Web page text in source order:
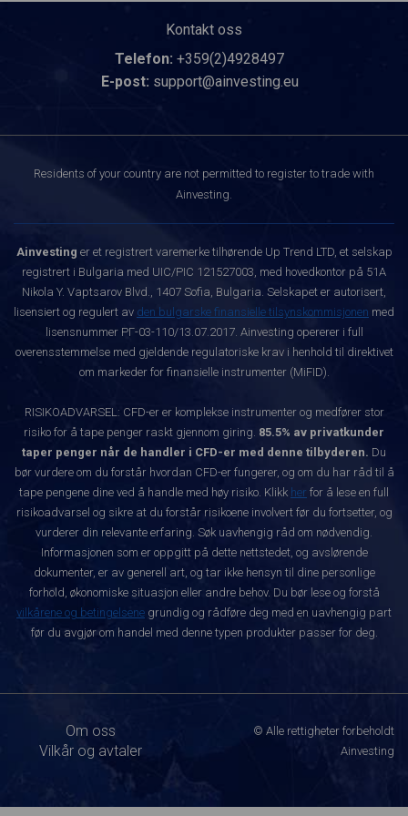
Kontakt oss
Telefon: +359(2)4928497
E-post: support@ainvesting.eu
Residents of your country are not permitted to register to trade with
Ainvesting.
Ainvesting er et registrert varemerke tilhørende Up Trend LTD, et selskap
registrert i Bulgaria med UIC/PIC 121527003, med hovedkontor på 51A
Nikola Y. Vaptsarov Blvd., 1407 Sofia, Bulgaria. Selskapet er autorisert,
lisensiert og regulert av den bulgarske finansielle tilsynskommisjonen med
lisensnummer РГ-03-110/13.07.2017. Ainvesting opererer i full
overensstemmelse med gjeldende regulatoriske krav i henhold til direktivet
om markeder for finansielle instrumenter (MiFID).
RISIKOADVARSEL: CFD-er er komplekse instrumenter og medfører stor
risiko for å tape penger raskt gjennom giring. 85.5% av privatkunder
taper penger når de handler i CFD-er med denne tilbyderen. Du
bør vurdere om du forstår hvordan CFD-er fungerer, og om du har råd til å
tape pengene dine ved å handle med høy risiko. Klikk her for å lese en full
risikoadvarsel og sikre at du forstår risikoene involvert før du fortsetter, og
vurderer din relevante erfaring. Søk uavhengig råd om nødvendig.
Informasjonen som er oppgitt på dette nettstedet, og avslørende
dokumenter, er av generell art, og tar ikke hensyn til dine personlige
forhold, økonomiske situasjon eller andre behov. Du bør lese og forstå
vilkårene og betingelsene grundig og rådføre deg med en uavhengig part
før du avgjør om handel med denne typen produkter passer for deg.
Om oss
Vilkår og avtaler
© Alle rettigheter forbeholdt
Ainvesting